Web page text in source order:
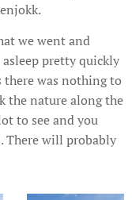
we went and
pretty quickly
there was nothing to
the nature along the
to see and you
There will probably